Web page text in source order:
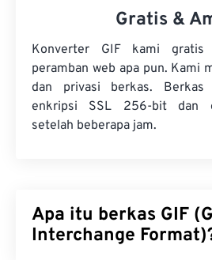
Gratis &
Konverter GIF kami
peramban web apa pun. Kami
dan privasi berkas. Berkas
enkripsi SSL 256-bit dan
setelah beberapa jam.
Apa itu berkas GIF
Interchange